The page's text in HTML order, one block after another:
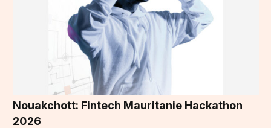
Nouakchott: Fintech Mauritanie Hackathon
2026